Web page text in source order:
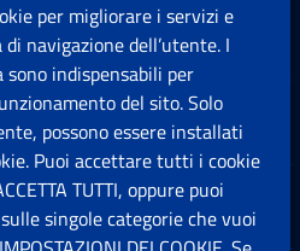
per migliorare i servizi e
navigazione dell’utente. I
indispensabili per
del sito. Solo
possono essere installati
Puoi accettare tutti i cookie
TUTTI, oppure puoi
singole categorie che vuoi